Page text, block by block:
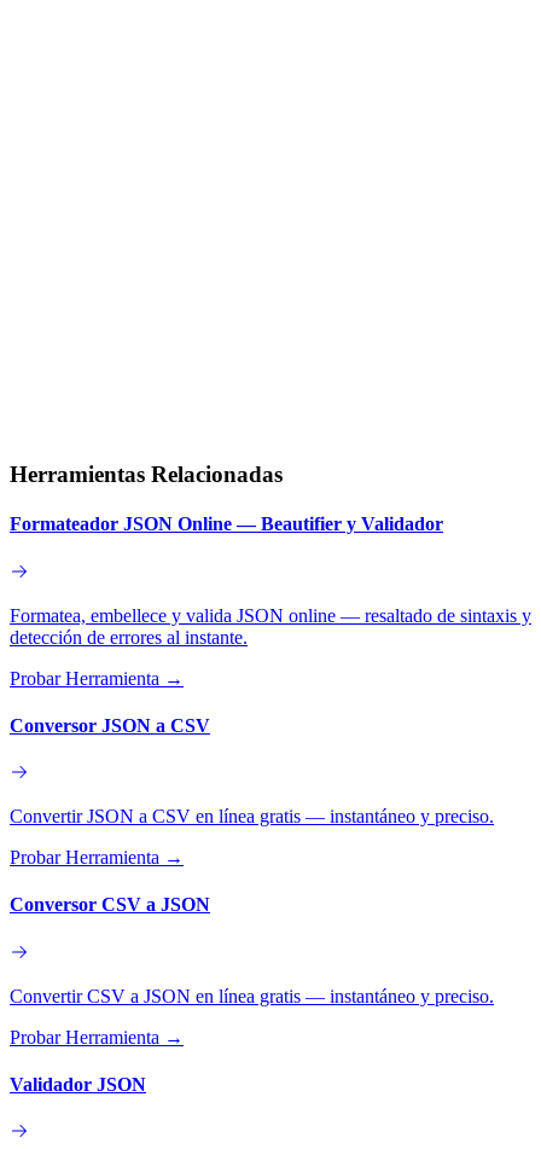
Herramientas Relacionadas
Formateador JSON Online — Beautifier y Validador
Formatea, embellece y valida JSON online — resaltado de sintaxis y
detección de errores al instante.
Probar Herramienta →
Conversor JSON a CSV
Convertir JSON a CSV en línea gratis — instantáneo y preciso.
Probar Herramienta →
Conversor CSV a JSON
Convertir CSV a JSON en línea gratis — instantáneo y preciso.
Probar Herramienta →
Validador JSON